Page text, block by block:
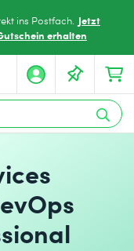
ins Postfach. Jetzt
erhalten